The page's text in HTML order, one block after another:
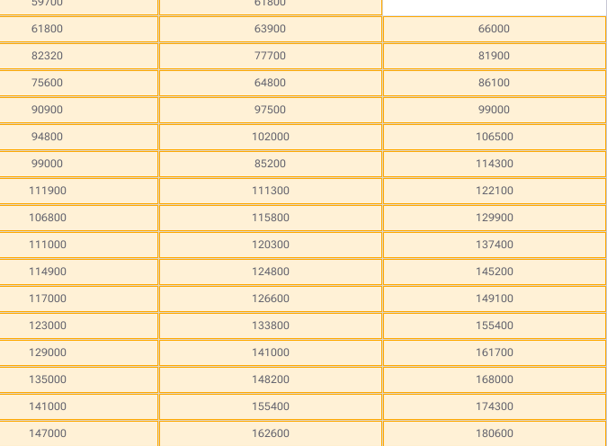
61800 63900 66000
82320 77700 81900
75600 64800 86100
90900 97500 99000
94800 102000 106500
99000 85200 114300
111900 111300 122100
106800 115800 129900
111000 120300 137400
114900 124800 145200
117000 126600 149100
123000 133800 155400
129000 141000 161700
135000 148200 168000
141000 155400 174300
147000 162600 180600